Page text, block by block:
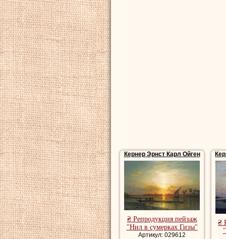
Кернер Эрнст Карл Ойген
₴ Репродукция пейзаж
"Нил в сумерках Гизы"
Артикул: 029612
₴